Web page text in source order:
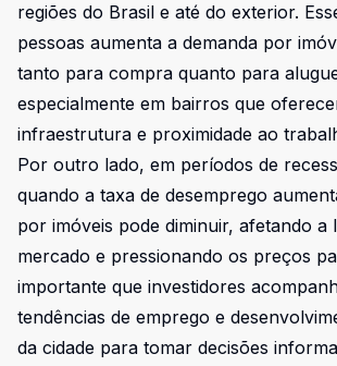
regiões do Brasil e até do exterior.
pessoas aumenta a demanda por
tanto para compra quanto para
especialmente em bairros que
infraestrutura e proximidade ao
Por outro lado, em períodos de
quando a taxa de desemprego
por imóveis pode diminuir, afetando a
mercado e pressionando os preços
importante que investidores
tendências de emprego e
da cidade para tomar decisões